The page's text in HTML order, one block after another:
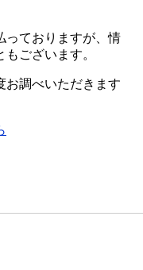
っておりますが、情
ございます。
お調べいただきます